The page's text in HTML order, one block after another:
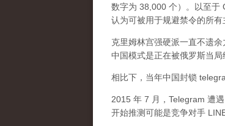
数字为 38,000 个）。以至于
认为可被用于规避禁令的所有
克里姆林宫强硬派一直不遗
中国模式是正在被俄罗斯当局
相比下，当年中国封锁
2015 年 7 月，Telegram 遭
开始推测可能是竞争对手